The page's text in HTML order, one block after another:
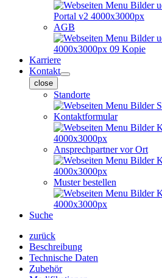
AGB
Karriere
Kontakt
close
Standorte
Kontaktformular
Ansprechpartner vor Ort
Muster bestellen
Suche
zurück
Beschreibung
Technische Daten
Zubehör